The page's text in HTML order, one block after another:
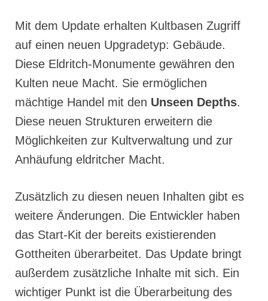
Mit dem Update erhalten Kultbasen Zugriff
auf einen neuen Upgradetyp: Gebäude.
Diese Eldritch-Monumente gewähren den
Kulten neue Macht. Sie ermöglichen
mächtige Handel mit den Unseen Depths.
Diese neuen Strukturen erweitern die
Möglichkeiten zur Kultverwaltung und zur
Anhäufung eldritcher Macht.
Zusätzlich zu diesen neuen Inhalten gibt es
weitere Änderungen. Die Entwickler haben
das Start-Kit der bereits existierenden
Gottheiten überarbeitet. Das Update bringt
außerdem zusätzliche Inhalte mit sich. Ein
wichtiger Punkt ist die Überarbeitung des